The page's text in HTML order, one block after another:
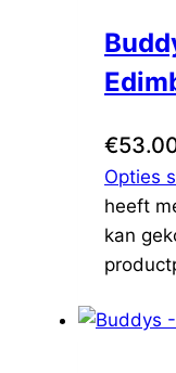
€
Opties
heeft
kan